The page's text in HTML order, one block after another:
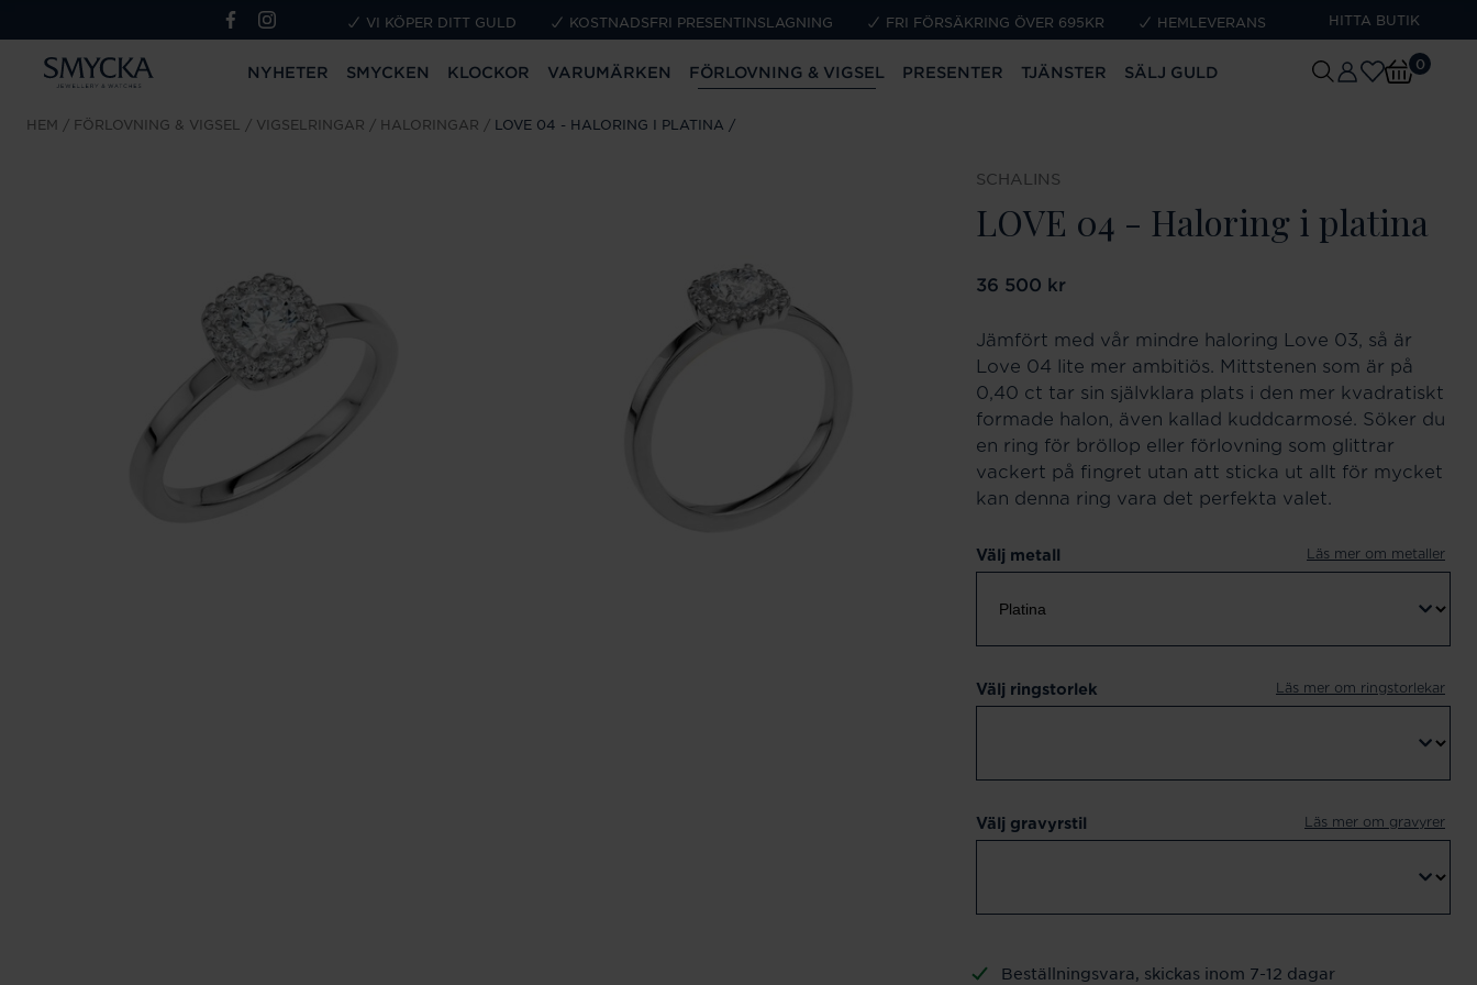
VI KÖPER DITT GULD KOSTNADSFRI PRESENTINSLAGNING FRI FÖRSÄKRING ÖVER 695KR HEMLEVERANS HITTA BUTIK
NYHETER SMYCKEN KLOCKOR VARUMÄRKEN FÖRLOVNING & VIGSEL PRESENTER TJÄNSTER SÄLJ GULD 0
HEM FÖRLOVNING & VIGSEL VIGSELRINGAR HALORINGAR LOVE 04 - HALORING I PLATINA
SCHALINS
LOVE 04 - Haloring i platina
Pris:36 500 kr
36 500 kr
Jämfört med vår mindre haloring Love 03, så är
Love 04 lite mer ambitiös. Mittstenen som är på
0,40 ct tar sin självklara plats i den mer kvadratiskt
formade halon, även kallad kuddcarmosé. Söker du
en ring för bröllop eller förlovning som glittrar
vackert på fingret utan att sticka ut allt för mycket
kan denna ring vara det perfekta valet.
Välj metall Läs mer om metaller
Välj ringstorlek Läs mer om ringstorlekar
Välj gravyrstil Läs mer om gravyrer
Beställningsvara, skickas inom 7-12 dagar